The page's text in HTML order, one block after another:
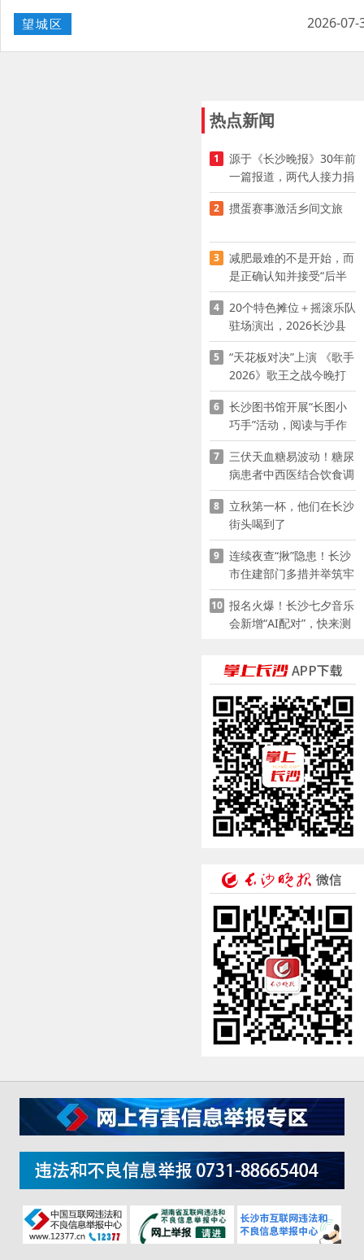
望城区 2026-07-
热点新闻
1
源于《长沙晚报》30年前
一篇报道，两代人接力捐
资助学
2 掼蛋赛事激活乡间文旅
3
减肥最难的不是开始，而
是正确认知并接受“后半
程”
4
20个特色摊位＋摇滚乐队
驻场演出，2026长沙县
夜市嘉年华启幕
5
“天花板对决”上演 《歌手
2026》歌王之战今晚打
响
6
长沙图书馆开展“长图小
巧手”活动，阅读与手作
赋能少儿暑期成长
7
三伏天血糖易波动！糖尿
病患者中西医结合饮食调
养指南
8
立秋第一杯，他们在长沙
街头喝到了
9
连续夜查“揪”隐患！长沙
市住建部门多措并举筑牢
夏季建筑施工安全防线
10 报名火爆！长沙七夕音乐
会新增“AI配对”，快来测